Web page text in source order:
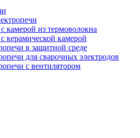
камерой из термоволокна
керамической камерой
в защитной среде
для cварочных электродов
с вентилятором